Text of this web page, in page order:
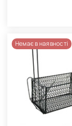
Немає в наявності